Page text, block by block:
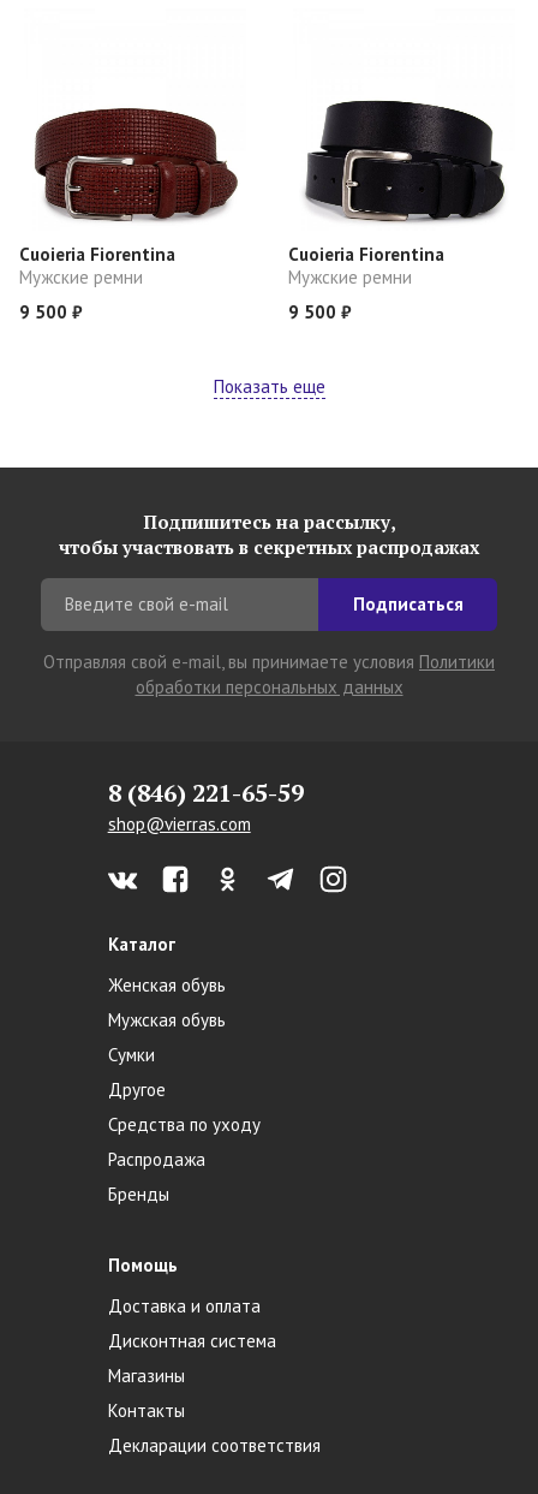
Cuoieria Fiorentina
Мужские ремни
9 500 ₽
Cuoieria Fiorentina
Мужские ремни
9 500 ₽
Показать еще
Подпишитесь на рассылку,
чтобы участвовать в секретных распродажах
Подписаться
Отправляя свой e-mail, вы принимаете условия Политики
обработки персональных данных
8 (846) 221-65-59
shop@vierras.com
Каталог
Женская обувь
Мужская обувь
Сумки
Другое
Средства по уходу
Распродажа
Бренды
Помощь
Доставка и оплата
Дисконтная система
Магазины
Контакты
Декларации соответствия